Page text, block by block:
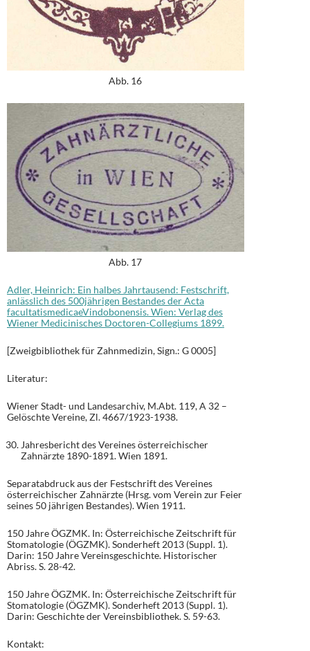
Abb. 16
Abb. 17
Adler, Heinrich: Ein halbes Jahrtausend: Festschrift,
anlässlich des 500jährigen Bestandes der Acta
facultatismedicaeVindobonensis. Wien: Verlag des
Wiener Medicinisches Doctoren-Collegiums 1899.
[Zweigbibliothek für Zahnmedizin, Sign.: G 0005]
Literatur:
Wiener Stadt- und Landesarchiv, M.Abt. 119, A 32 –
Gelöschte Vereine, Zl. 4667/1923-1938.
Jahresbericht des Vereines österreichischer
Zahnärzte 1890-1891. Wien 1891.
Separatabdruck aus der Festschrift des Vereines
österreichischer Zahnärzte (Hrsg. vom Verein zur Feier
seines 50 jährigen Bestandes). Wien 1911.
150 Jahre ÖGZMK. In: Österreichische Zeitschrift für
Stomatologie (ÖGZMK). Sonderheft 2013 (Suppl. 1).
Darin: 150 Jahre Vereinsgeschichte. Historischer
Abriss. S. 28-42.
150 Jahre ÖGZMK. In: Österreichische Zeitschrift für
Stomatologie (ÖGZMK). Sonderheft 2013 (Suppl. 1).
Darin: Geschichte der Vereinsbibliothek. S. 59-63.
Kontakt: